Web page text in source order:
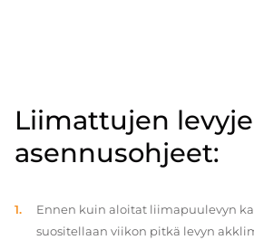
Liimattujen
asennusohjeet:
Ennen kuin aloitat liimapuulevyn
suositellaan viikon pitkä levyn